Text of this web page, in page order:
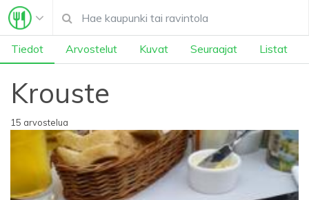
Tiedot Arvostelut Kuvat Seuraajat Listat
Krouste
15 arvostelua